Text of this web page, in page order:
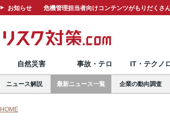
お知らせ 危機管理担当者向けコンテンツがもりだくさ
自然災害 事故・テロ IT・テクノ
ニュース解説 最新ニュース一覧 企業の動向調査
HOME